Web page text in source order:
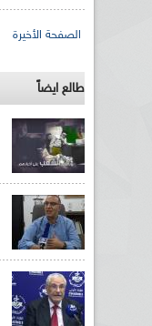
الصفحات
الصفحة الأخيرة
طالع ايضاً